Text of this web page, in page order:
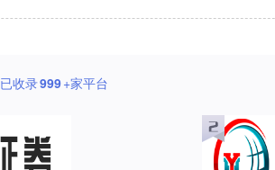
已收录999+家平台